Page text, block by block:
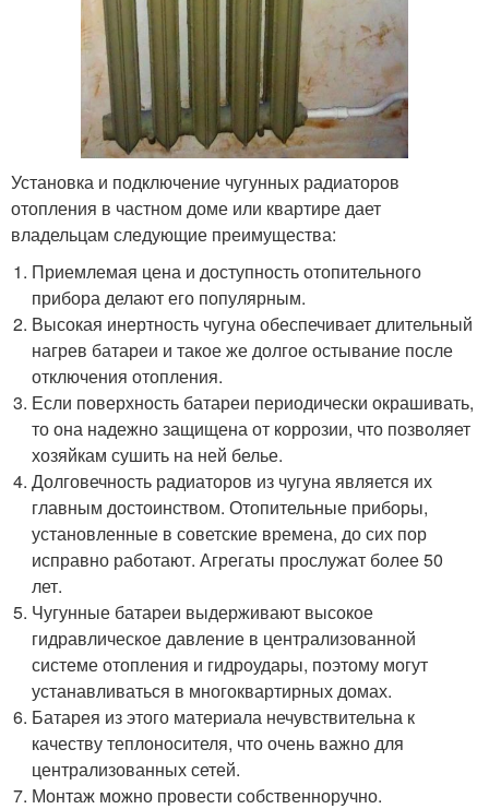
Установка и подключение чугунных радиаторов
отопления в частном доме или квартире дает
владельцам следующие преимущества:
Приемлемая цена и доступность отопительного
прибора делают его популярным.
Высокая инертность чугуна обеспечивает длительный
нагрев батареи и такое же долгое остывание после
отключения отопления.
Если поверхность батареи периодически окрашивать,
то она надежно защищена от коррозии, что позволяет
хозяйкам сушить на ней белье.
Долговечность радиаторов из чугуна является их
главным достоинством. Отопительные приборы,
установленные в советские времена, до сих пор
исправно работают. Агрегаты прослужат более 50
лет.
Чугунные батареи выдерживают высокое
гидравлическое давление в централизованной
системе отопления и гидроудары, поэтому могут
устанавливаться в многоквартирных домах.
Батарея из этого материала нечувствительна к
качеству теплоносителя, что очень важно для
централизованных сетей.
Монтаж можно провести собственноручно.